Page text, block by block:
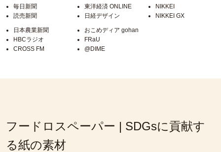
毎日新聞
読売新聞
東洋経済 ONLINE
日経デザイン
NIKKEI
NIKKEI GX
日本農業新聞
HBCラジオ
CROSS FM
おこめディア gohan
FRaU
@DIME
フードロスペーパー | SDGsに貢献す
る紙の素材